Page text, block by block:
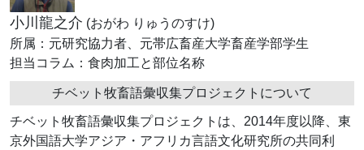
小川龍之介 (おがわ りゅうのすけ)
所属：元研究協力者、元帯広畜産大学畜産学部学生
担当コラム：食肉加工と部位名称
チベット牧畜語彙収集プロジェクトについて
チベット牧畜語彙収集プロジェクトは、2014年度以降、東
京外国語大学アジア・アフリカ言語文化研究所の共同利